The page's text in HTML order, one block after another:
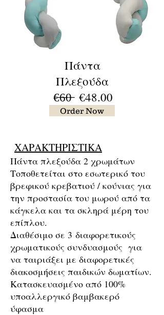
Πάντα
Πλεξούδα
€̶6̶0̶€48.00
Order Now
ΧΑΡΑΚΤΗΡΙΣΤΙΚΑ
Πάντα πλεξούδα 2 χρωμάτων
Τοποθετείται στο εσωτερικό του
βρεφικού κρεβατιού / κούνιας για
την προστασία του μωρού από τα
κάγκελα και τα σκληρά μέρη του
επίπλου.
Διαθέσιμο σε 3 διαφορετικούς
χρωματικούς συνδυασμούς για
να ταιριάξει με διαφορετικές
διακοσμήσεις παιδικών δωματίων.
Κατασκευασμένο από 100%
υποαλλεργικό βαμβακερό
ύφασμα